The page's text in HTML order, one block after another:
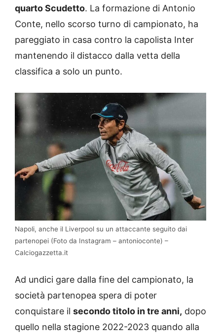
quarto Scudetto. La formazione di Antonio
Conte, nello scorso turno di campionato, ha
pareggiato in casa contro la capolista Inter
mantenendo il distacco dalla vetta della
classifica a solo un punto.
Napoli, anche il Liverpool su un attaccante seguito dai
partenopei (Foto da Instagram – antonioconte) –
Calciogazzetta.it
Ad undici gare dalla fine del campionato, la
società partenopea spera di poter
conquistare il secondo titolo in tre anni, dopo
quello nella stagione 2022-2023 quando alla